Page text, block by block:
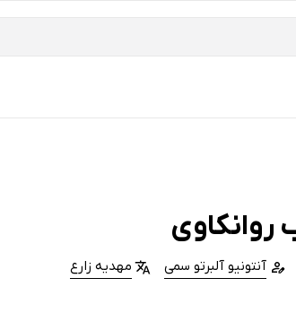
روانکاوی
آنتونیو آلبرتو سمی مهدیه زارع